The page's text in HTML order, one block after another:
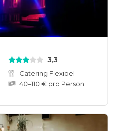
3,3
Catering Flexibel
40–110 € pro Person